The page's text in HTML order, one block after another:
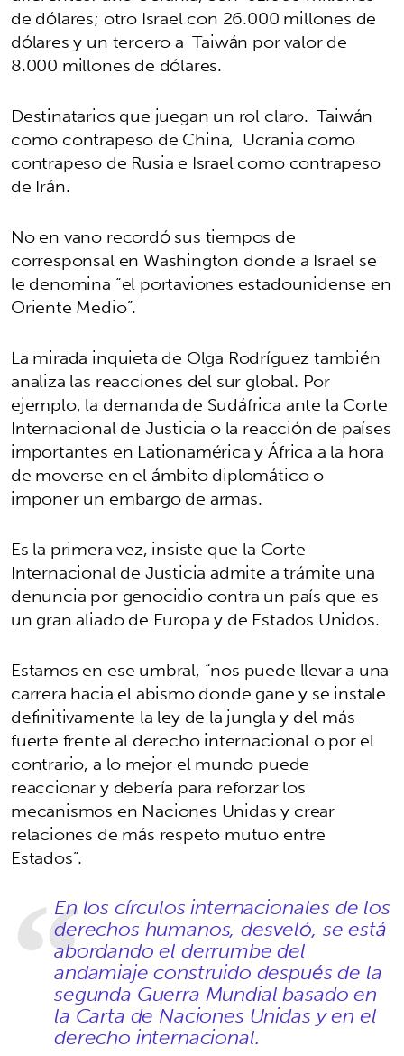
de dólares; otro Israel con 26.000 millones de
dólares y un tercero a Taiwán por valor de
8.000 millones de dólares.
Destinatarios que juegan un rol claro. Taiwán
como contrapeso de China, Ucrania como
contrapeso de Rusia e Israel como contrapeso
de Irán.
No en vano recordó sus tiempos de
corresponsal en Washington donde a Israel se
le denomina “el portaviones estadounidense en
Oriente Medio”.
La mirada inquieta de Olga Rodríguez también
analiza las reacciones del sur global. Por
ejemplo, la demanda de Sudáfrica ante la Corte
Internacional de Justicia o la reacción de países
importantes en Lationamérica y África a la hora
de moverse en el ámbito diplomático o
imponer un embargo de armas.
Es la primera vez, insiste que la Corte
Internacional de Justicia admite a trámite una
denuncia por genocidio contra un país que es
un gran aliado de Europa y de Estados Unidos.
Estamos en ese umbral, “nos puede llevar a una
carrera hacia el abismo donde gane y se instale
definitivamente la ley de la jungla y del más
fuerte frente al derecho internacional o por el
contrario, a lo mejor el mundo puede
reaccionar y debería para reforzar los
mecanismos en Naciones Unidas y crear
relaciones de más respeto mutuo entre
Estados”.
En los círculos internacionales de los
derechos humanos, desveló, se está
abordando el derrumbe del
andamiaje construido después de la
segunda Guerra Mundial basado en
la Carta de Naciones Unidas y en el
derecho internacional.